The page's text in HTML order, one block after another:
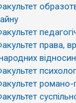
права,
відносин
романо-